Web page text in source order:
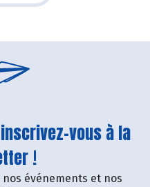
vous à la
!
événements et nos